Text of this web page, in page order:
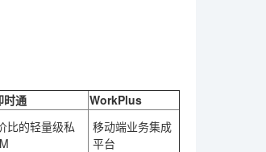
时通 WorkPlus
比的轻量级私
移动端业务集成
平台